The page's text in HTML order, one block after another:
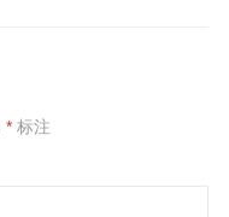
*标注